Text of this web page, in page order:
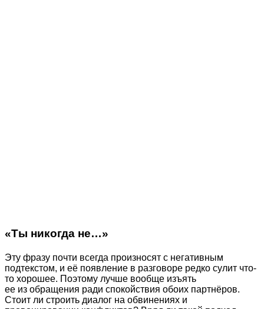
«Ты никогда не…»
Эту фразу почти всегда произносят с негативным
подтекстом, и её появление в разговоре редко сулит что-
то хорошее. Поэтому лучше вообще изъять
ее из обращения ради спокойствия обоих партнёров.
Стоит ли строить диалог на обвинениях и